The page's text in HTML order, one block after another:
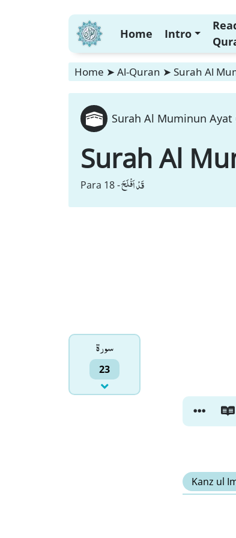
Home Intro
Home ➤ Al-Quran ➤ Surah Al
Surah Al Muminun Ayat
Surah Al
Para 18 -قَدْ اَفْلَحَ
سورۃ
23
Kanz ul